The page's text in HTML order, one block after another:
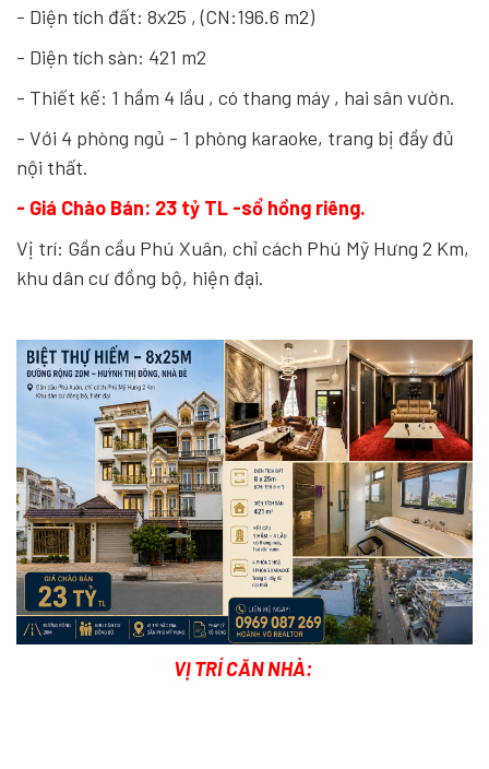
- Diện tích đất: 8x25 , (CN:196.6 m2)
- Diện tích sàn: 421 m2
- Thiết kế: 1 hầm 4 lầu , có thang máy , hai sân vườn.
- Với 4 phòng ngủ - 1 phòng karaoke, trang bị đầy đủ
nội thất.
- Giá Chào Bán: 23 tỷ TL -sổ hồng riêng.
Vị trí: Gần cầu Phú Xuân, chỉ cách Phú Mỹ Hưng 2 Km,
khu dân cư đồng bộ, hiện đại.
VỊ TRÍ CĂN NHÀ: